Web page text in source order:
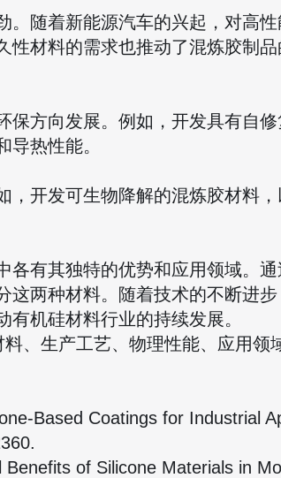
。随着新能源汽车的兴起，对高
材料的需求也推动了混炼胶制品
保方向发展。例如，开发具有自
热性能。
，开发可生物降解的混炼胶材料
各有其独特的优势和应用领域。
这两种材料。随着技术的不断进
机硅材料行业的持续发展。
、生产工艺、物理性能、应用领
Based Coatings for Industrial
of Silicone Materials in